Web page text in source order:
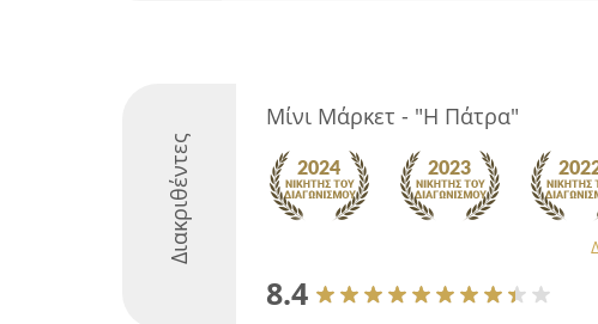
Διακριθέντες
Μίνι Μάρκετ - "Η Πάτρα"
8.4